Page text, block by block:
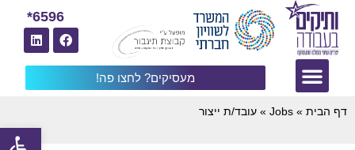
מעסיקים? לחצו פה!
6596*
דף הבית »
Jobs
» עובד/ת ייצור